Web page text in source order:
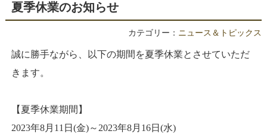
夏季休業のお知らせ
カテゴリー： ニュース＆トピックス
誠に勝手ながら、以下の期間を夏季休業とさせていただ
きます。
【夏季休業期間】
2023年8月11日(金)～2023年8月16日(水)